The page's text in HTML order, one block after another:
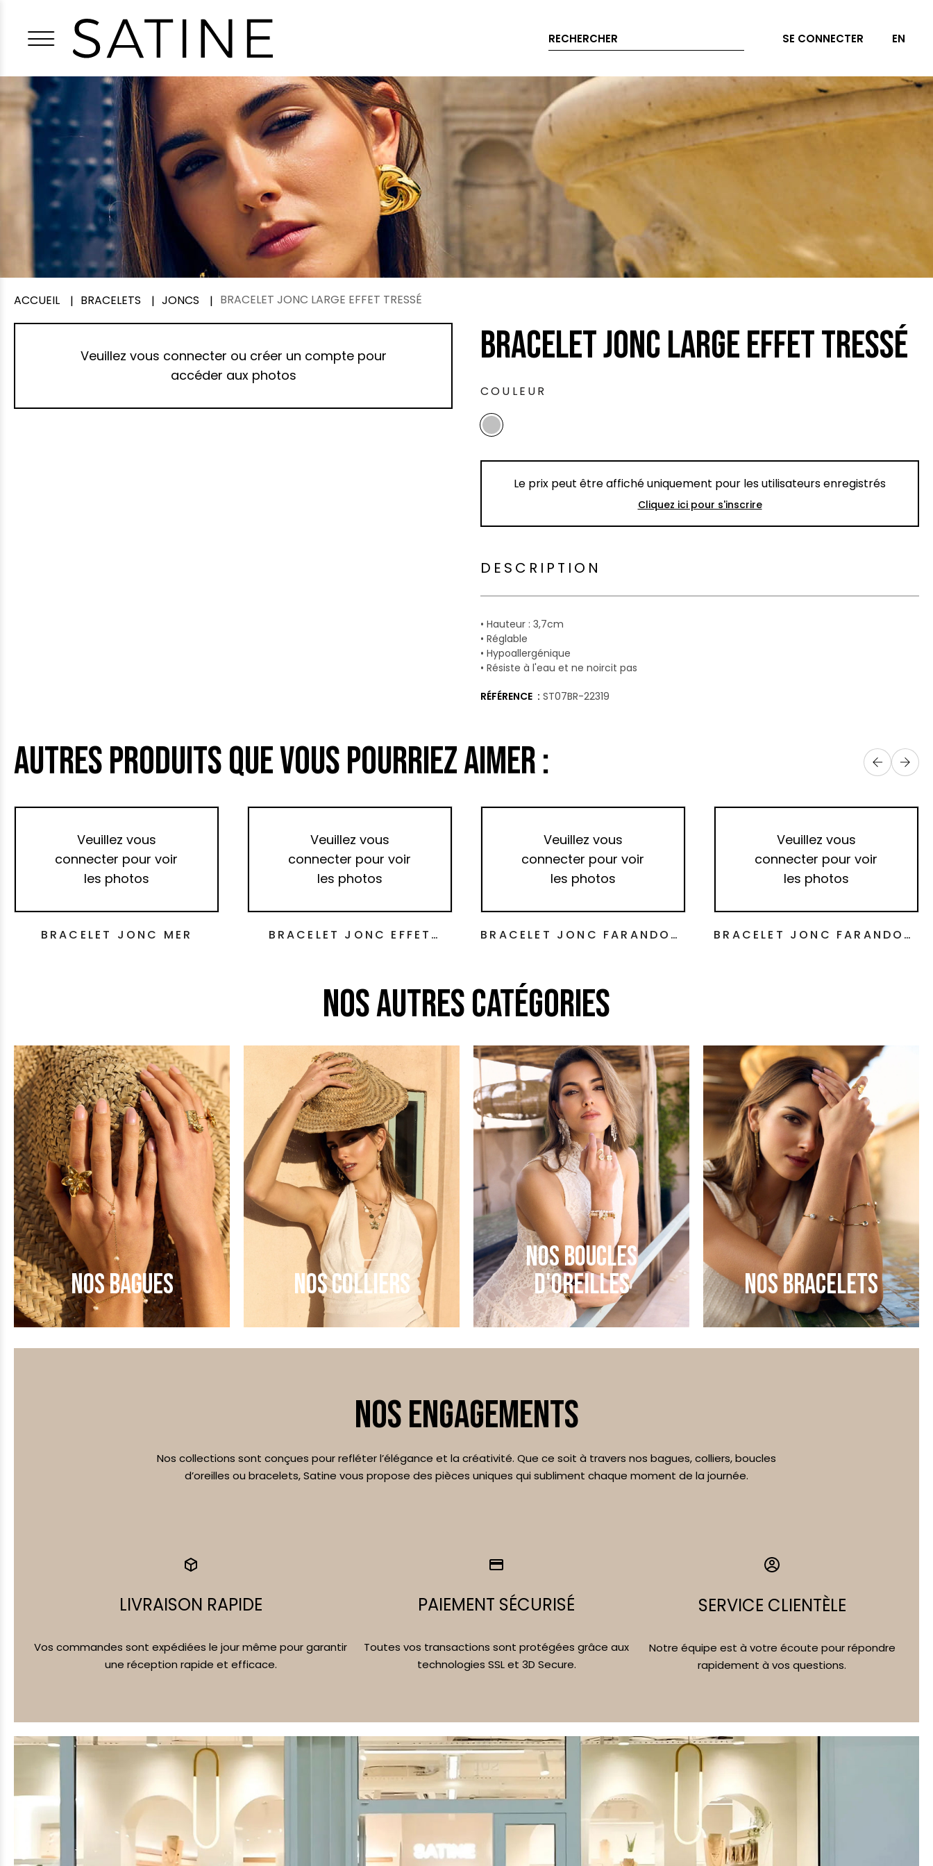
EN
SE CONNECTER
RECHERCHER
ACCUEIL BRACELETS JONCS BRACELET JONC LARGE EFFET TRESSÉ
Veuillez vous connecter ou créer un compte pour
accéder aux photos
BRACELET JONC LARGE EFFET TRESSÉ
COULEUR
Le prix peut être affiché uniquement pour les utilisateurs enregistrés
Cliquez ici pour s'inscrire
DESCRIPTION
• Hauteur : 3,7cm
• Réglable
• Hypoallergénique
• Résiste à l'eau et ne noircit pas
RÉFÉRENCE ST07BR-22319
AUTRES PRODUITS QUE VOUS POURRIEZ AIMER :
Veuillez vous
connecter pour voir
les photos
BRACELET JONC MER
Veuillez vous
connecter pour voir
les photos
BRACELET JONC EFFET
Veuillez vous
connecter pour voir
les photos
BRACELET JONC FARANDOLE
Veuillez vous
connecter pour voir
les photos
BRACELET JONC FARANDOLE
NOS AUTRES CATÉGORIES
NOS BAGUES NOS COLLIERS
NOS BOUCLES
D'OREILLES
NOS BRACELETS
NOS ENGAGEMENTS
Nos collections sont conçues pour refléter l’élégance et la créativité. Que ce soit à travers nos bagues, colliers, boucles
d’oreilles ou bracelets, Satine vous propose des pièces uniques qui subliment chaque moment de la journée.
LIVRAISON RAPIDE
Vos commandes sont expédiées le jour même pour garantir
une réception rapide et efficace.
PAIEMENT SÉCURISÉ
Toutes vos transactions sont protégées grâce aux
technologies SSL et 3D Secure.
SERVICE CLIENTÈLE
Notre équipe est à votre écoute pour répondre
rapidement à vos questions.